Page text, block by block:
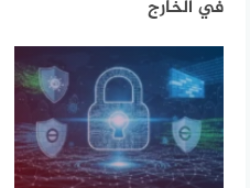
في الخارج